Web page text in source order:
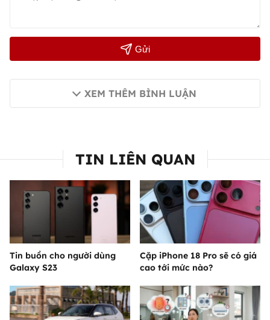
Gửi
XEM THÊM BÌNH LUẬN
TIN LIÊN QUAN
Tin buồn cho người dùng
Galaxy S23
Cặp iPhone 18 Pro sẽ có giá
cao tới mức nào?